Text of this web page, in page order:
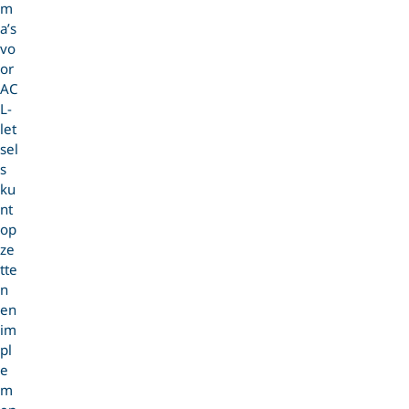
m
a’s
vo
or
AC
L-
let
sel
s
ku
nt
op
ze
tte
n
en
im
pl
e
m